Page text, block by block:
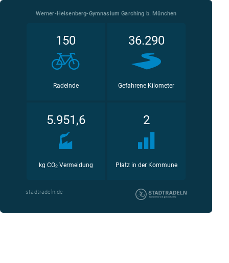
Werner-Heisenberg-Gymnasium Garching b. München
150
Radelnde
36.290
Gefahrene Kilometer
5.951,6
kg CO2Vermeidung
2
Platz in der Kommune
stadtradeln.de